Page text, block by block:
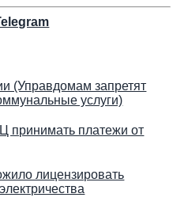
(Управдомам запретят
услуги)
принимать платежи от
лицензировать